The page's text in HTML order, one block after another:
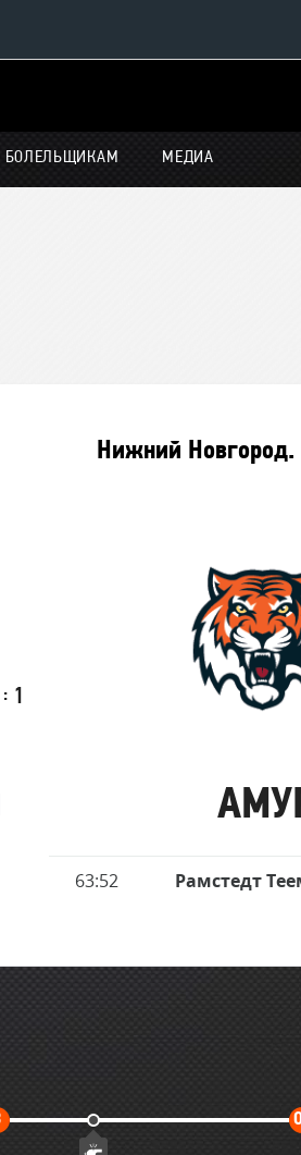
БОЛЕЛЬЩИКАМ МЕДИА
Нижний
: 1
Амур
Время
Имя
63:52 Рамстедт
Третий